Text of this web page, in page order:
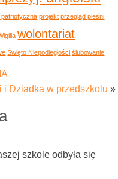
patriotyczna projekt przegląd pieśni
wolontariat
Święto Niepodległości ślubowanie
i Dziadka w przedszkolu »
szkole odbyła się